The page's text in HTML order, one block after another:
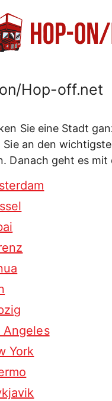
Hop-off.net
Sie eine Stadt
Sie an den
Danach geht es
Angeles
York